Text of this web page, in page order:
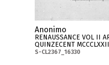
Anonimo
RENAUSSANCE VOL II
QUINZECENT
S-CL2367_16330